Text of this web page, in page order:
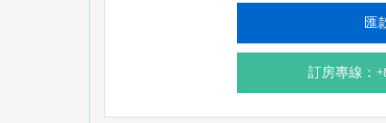
匯
訂房專線：